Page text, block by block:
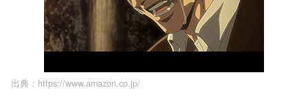
出典：https://www.amazon.co.jp/